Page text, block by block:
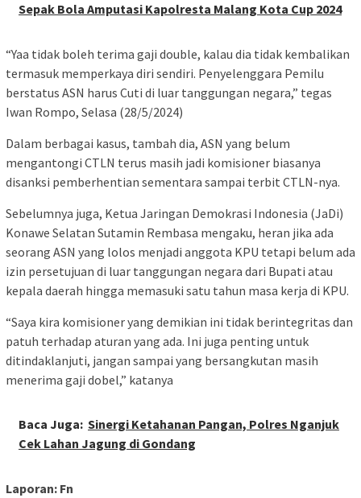
Sepak Bola Amputasi Kapolresta Malang Kota Cup 2024
“Yaa tidak boleh terima gaji double, kalau dia tidak kembalikan
termasuk memperkaya diri sendiri. Penyelenggara Pemilu
berstatus ASN harus Cuti di luar tanggungan negara,” tegas
Iwan Rompo, Selasa (28/5/2024)
Dalam berbagai kasus, tambah dia, ASN yang belum
mengantongi CTLN terus masih jadi komisioner biasanya
disanksi pemberhentian sementara sampai terbit CTLN-nya.
Sebelumnya juga, Ketua Jaringan Demokrasi Indonesia (JaDi)
Konawe Selatan Sutamin Rembasa mengaku, heran jika ada
seorang ASN yang lolos menjadi anggota KPU tetapi belum ada
izin persetujuan di luar tanggungan negara dari Bupati atau
kepala daerah hingga memasuki satu tahun masa kerja di KPU.
“Saya kira komisioner yang demikian ini tidak berintegritas dan
patuh terhadap aturan yang ada. Ini juga penting untuk
ditindaklanjuti, jangan sampai yang bersangkutan masih
menerima gaji dobel,” katanya
Baca Juga: Sinergi Ketahanan Pangan, Polres Nganjuk
Cek Lahan Jagung di Gondang
Laporan: Fn